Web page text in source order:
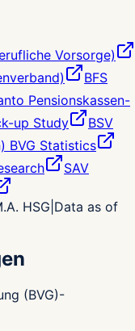
Vorsorge)
BFS
Pensionskassen-
up Study
BSV
BVG Statistics
SAV
HSG Data as of
(BVG)-